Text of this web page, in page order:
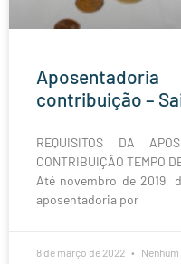
contribuição –
REQUISITOS DA
CONTRIBUIÇÃO TEMPO
Até novembro de 2019,
aposentadoria por
8 de março de 2022